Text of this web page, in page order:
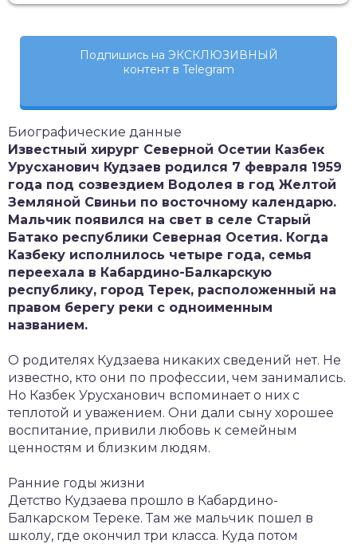
Подпишись на ЭКСКЛЮЗИВНЫЙ
контент в Telegram
Биографические данные
Известный хирург Северной Осетии Казбек
Урусханович Кудзаев родился 7 февраля 1959
года под созвездием Водолея в год Желтой
Земляной Свиньи по восточному календарю.
Мальчик появился на свет в селе Старый
Батако республики Северная Осетия. Когда
Казбеку исполнилось четыре года, семья
переехала в Кабардино-Балкарскую
республику, город Терек, расположенный на
правом берегу реки с одноименным
названием.
О родителях Кудзаева никаких сведений нет. Не
известно, кто они по профессии, чем занимались.
Но Казбек Урусханович вспоминает о них с
теплотой и уважением. Они дали сыну хорошее
воспитание, привили любовь к семейным
ценностям и близким людям.
Ранние годы жизни
Детство Кудзаева прошло в Кабардино-
Балкарском Тереке. Там же мальчик пошел в
школу, где окончил три класса. Куда потом